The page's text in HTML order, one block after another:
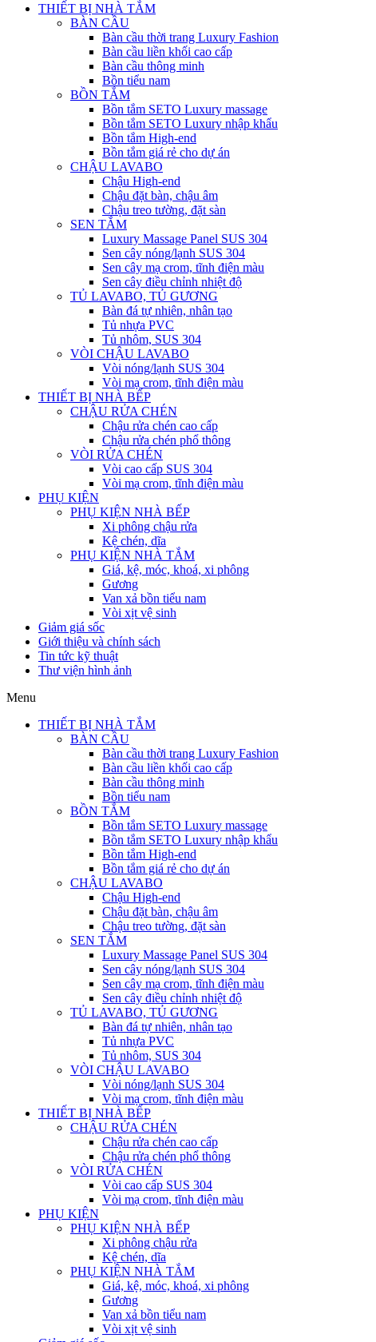
THIẾT BỊ NHÀ TẮM
BÀN CẦU
Bàn cầu thời trang Luxury Fashion
Bàn cầu liền khối cao cấp
Bàn cầu thông minh
Bồn tiểu nam
BỒN TẮM
Bồn tắm SETO Luxury massage
Bồn tắm SETO Luxury nhập khẩu
Bồn tắm High-end
Bồn tắm giá rẻ cho dự án
CHẬU LAVABO
Chậu High-end
Chậu đặt bàn, chậu âm
Chậu treo tường, đặt sàn
SEN TẮM
Luxury Massage Panel SUS 304
Sen cây nóng/lạnh SUS 304
Sen cây mạ crom, tĩnh điện màu
Sen cây điều chỉnh nhiệt độ
TỦ LAVABO, TỦ GƯƠNG
Bàn đá tự nhiên, nhân tạo
Tủ nhựa PVC
Tủ nhôm, SUS 304
VÒI CHẬU LAVABO
Vòi nóng/lạnh SUS 304
Vòi mạ crom, tĩnh điện màu
THIẾT BỊ NHÀ BẾP
CHẬU RỬA CHÉN
Chậu rửa chén cao cấp
Chậu rửa chén phổ thông
VÒI RỬA CHÉN
Vòi cao cấp SUS 304
Vòi mạ crom, tĩnh điện màu
PHỤ KIỆN
PHỤ KIỆN NHÀ BẾP
Xi phông chậu rửa
Kệ chén, dĩa
PHỤ KIỆN NHÀ TẮM
Giá, kệ, móc, khoá, xi phông
Gương
Van xả bồn tiểu nam
Vòi xịt vệ sinh
Giảm giá sốc
Giới thiệu và chính sách
Tin tức kỹ thuật
Thư viện hình ảnh
Menu
THIẾT BỊ NHÀ TẮM
BÀN CẦU
Bàn cầu thời trang Luxury Fashion
Bàn cầu liền khối cao cấp
Bàn cầu thông minh
Bồn tiểu nam
BỒN TẮM
Bồn tắm SETO Luxury massage
Bồn tắm SETO Luxury nhập khẩu
Bồn tắm High-end
Bồn tắm giá rẻ cho dự án
CHẬU LAVABO
Chậu High-end
Chậu đặt bàn, chậu âm
Chậu treo tường, đặt sàn
SEN TẮM
Luxury Massage Panel SUS 304
Sen cây nóng/lạnh SUS 304
Sen cây mạ crom, tĩnh điện màu
Sen cây điều chỉnh nhiệt độ
TỦ LAVABO, TỦ GƯƠNG
Bàn đá tự nhiên, nhân tạo
Tủ nhựa PVC
Tủ nhôm, SUS 304
VÒI CHẬU LAVABO
Vòi nóng/lạnh SUS 304
Vòi mạ crom, tĩnh điện màu
THIẾT BỊ NHÀ BẾP
CHẬU RỬA CHÉN
Chậu rửa chén cao cấp
Chậu rửa chén phổ thông
VÒI RỬA CHÉN
Vòi cao cấp SUS 304
Vòi mạ crom, tĩnh điện màu
PHỤ KIỆN
PHỤ KIỆN NHÀ BẾP
Xi phông chậu rửa
Kệ chén, dĩa
PHỤ KIỆN NHÀ TẮM
Giá, kệ, móc, khoá, xi phông
Gương
Van xả bồn tiểu nam
Vòi xịt vệ sinh